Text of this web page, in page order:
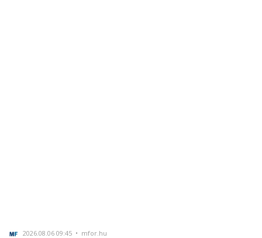
2026.08.06 09:45 • mfor.hu